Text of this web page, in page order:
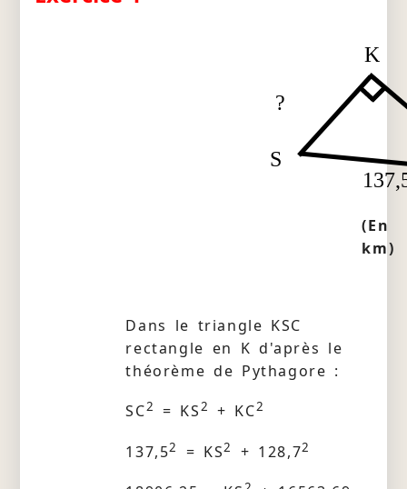
K
S
?
(En
km)
Dans le triangle KSC
rectangle en K d'après le
théorème de Pythagore :
SC2 = KS2 + KC2
137,52 = KS2 + 128,72